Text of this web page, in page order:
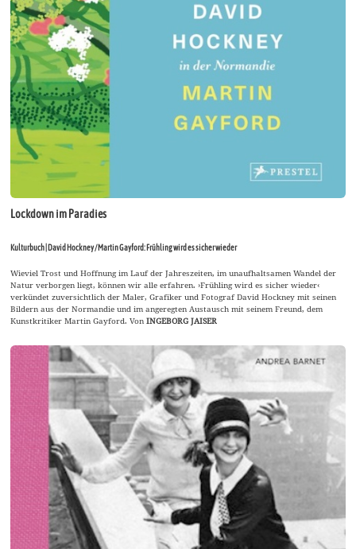
Lockdown im Paradies
Kulturbuch | David Hockney / Martin Gayford: Frühling wird es sicher wieder
Wieviel Trost und Hoffnung im Lauf der Jahreszeiten, im unaufhaltsamen Wandel der
Natur verborgen liegt, können wir alle erfahren. ›Frühling wird es sicher wieder‹
verkündet zuversichtlich der Maler, Grafiker und Fotograf David Hockney mit seinen
Bildern aus der Normandie und im angeregten Austausch mit seinem Freund, dem
Kunstkritiker Martin Gayford. VonINGEBORG JAISER